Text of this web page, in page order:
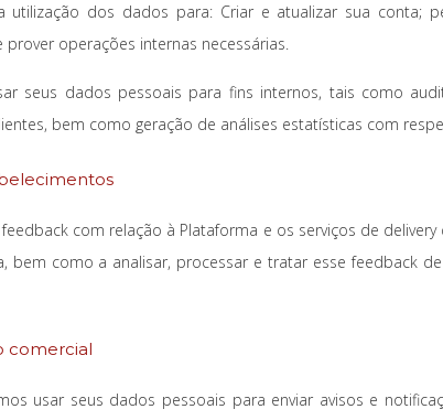
utilização dos dados para: Criar e atualizar sua
prover operações internas necessárias.
seus dados pessoais para fins internos, tais como
bem como geração de análises estatísticas com
com relação à Plataforma e os serviços de
bem como a analisar, processar e tratar esse feedback
comercial
usar seus dados pessoais para enviar avisos e